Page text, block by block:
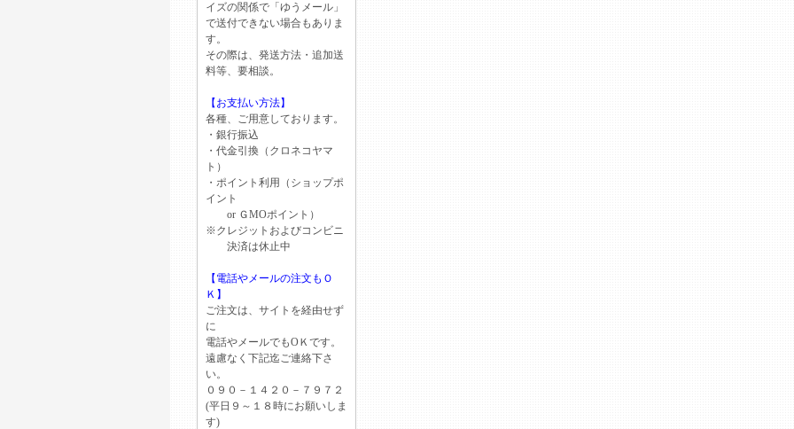
イズの関係で「ゆうメール」
で送付できない場合もありま
す。
その際は、発送方法・追加送
料等、要相談。
【お支払い方法】
各種、ご用意しております。
・銀行振込
・代金引換（クロネコヤマ
ト）
・ポイント利用（ショップポ
イント
or ＧМОポイント）
※クレジットおよびコンビニ
決済は休止中
【電話やメールの注文もＯ
Ｋ】
ご注文は、サイトを経由せず
に
電話やメールでもОＫです。
遠慮なく下記迄ご連絡下さ
い。
０９０－１４２０－７９７２
(平日９～１８時にお願いしま
す)